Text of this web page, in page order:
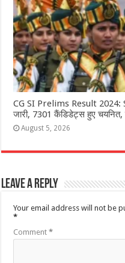
CG SI Prelims Result 2024: SI
जारी, 7301 कैंडिडेट्स हुए चयनित,
August 5, 2026
Leave a Reply
Your email address will not be
*
Comment*